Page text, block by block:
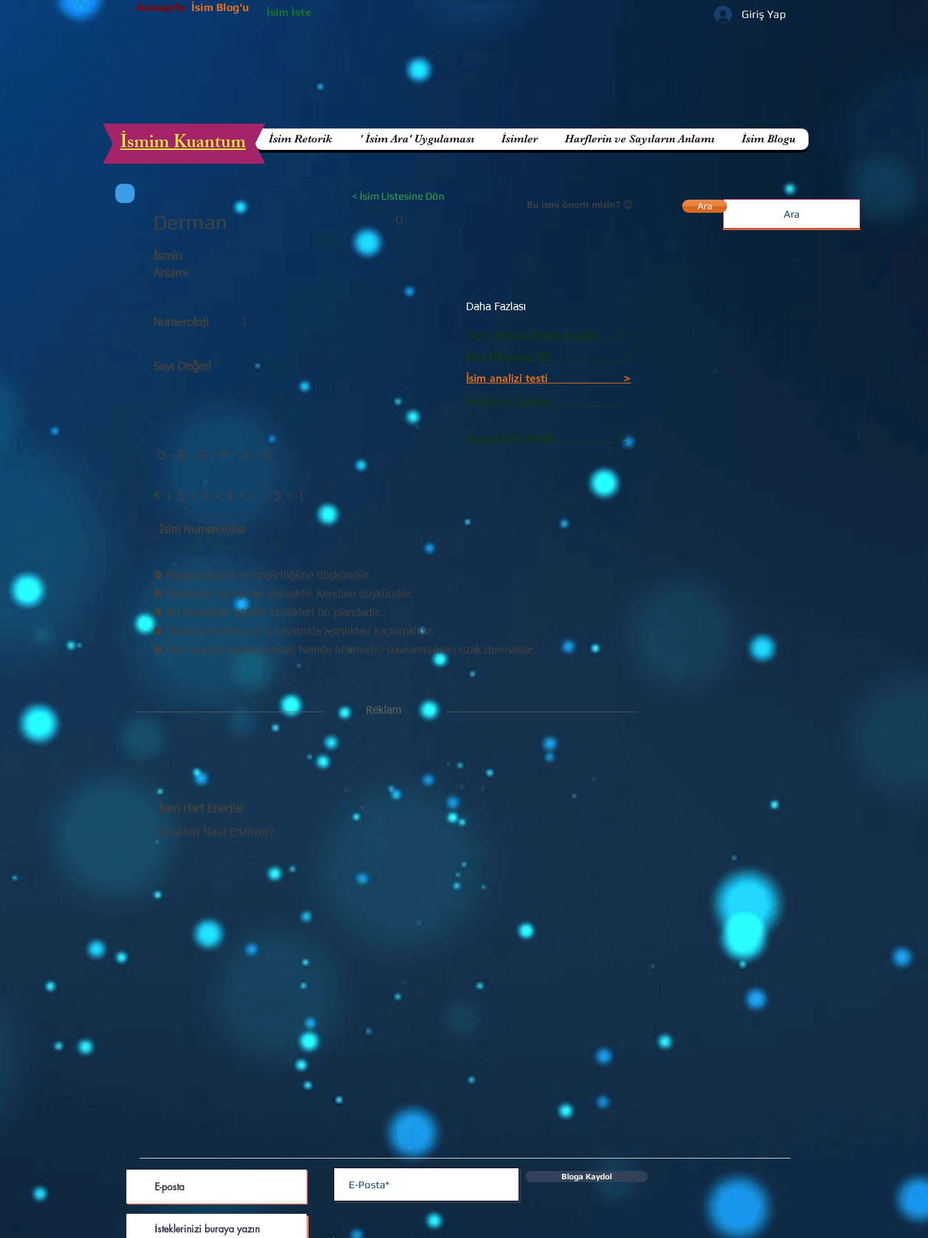
Anasayfa
Giriş Yap
İsim Blog'u İsim İste
İsim Retorik ' İsim Ara' Uygulaması İsimler Harflerin ve Sayıların Anlamı İsim Blogu
İsmim Kuantum
< İsim Listesine Dön
Derman U
Bu ismi önerir misin? 😊
İsmin
Anlamı
Numeroloji 1
Sayı Değeri
D - E - R - M - A - N
Daha Fazlası
İsim - Hayat İlişkisi Analizi >
İsim Bloguna Git >
İsim analizi testi >
Harflerin Anlamı
>
Numeroloji Nedir_________ >
4 + 5 + 9 + 4 + 1 + 5 = 1
İsim Numerolojisi
⚉ Bağımsızlığına ve özgürlüğüne düşkündür.
⚉ Yaratıcıdır ve egoları yüksektir. Kendine düşkündür.
⚉ Bu insanların liderlik özellikleri ön plandadır.
⚉ Oldukça hırslıdır ve iş hayatında aşırılıktan kaçınmalıdır.
⚉ Hem aceleci davranmaktan hemde hükmedici davranmaktan uzak durmalılar.
Reklam
İsim Harf Enerjisi
Karakteri Nasıl Etkiliyor?
Ara
Bloga Kaydol